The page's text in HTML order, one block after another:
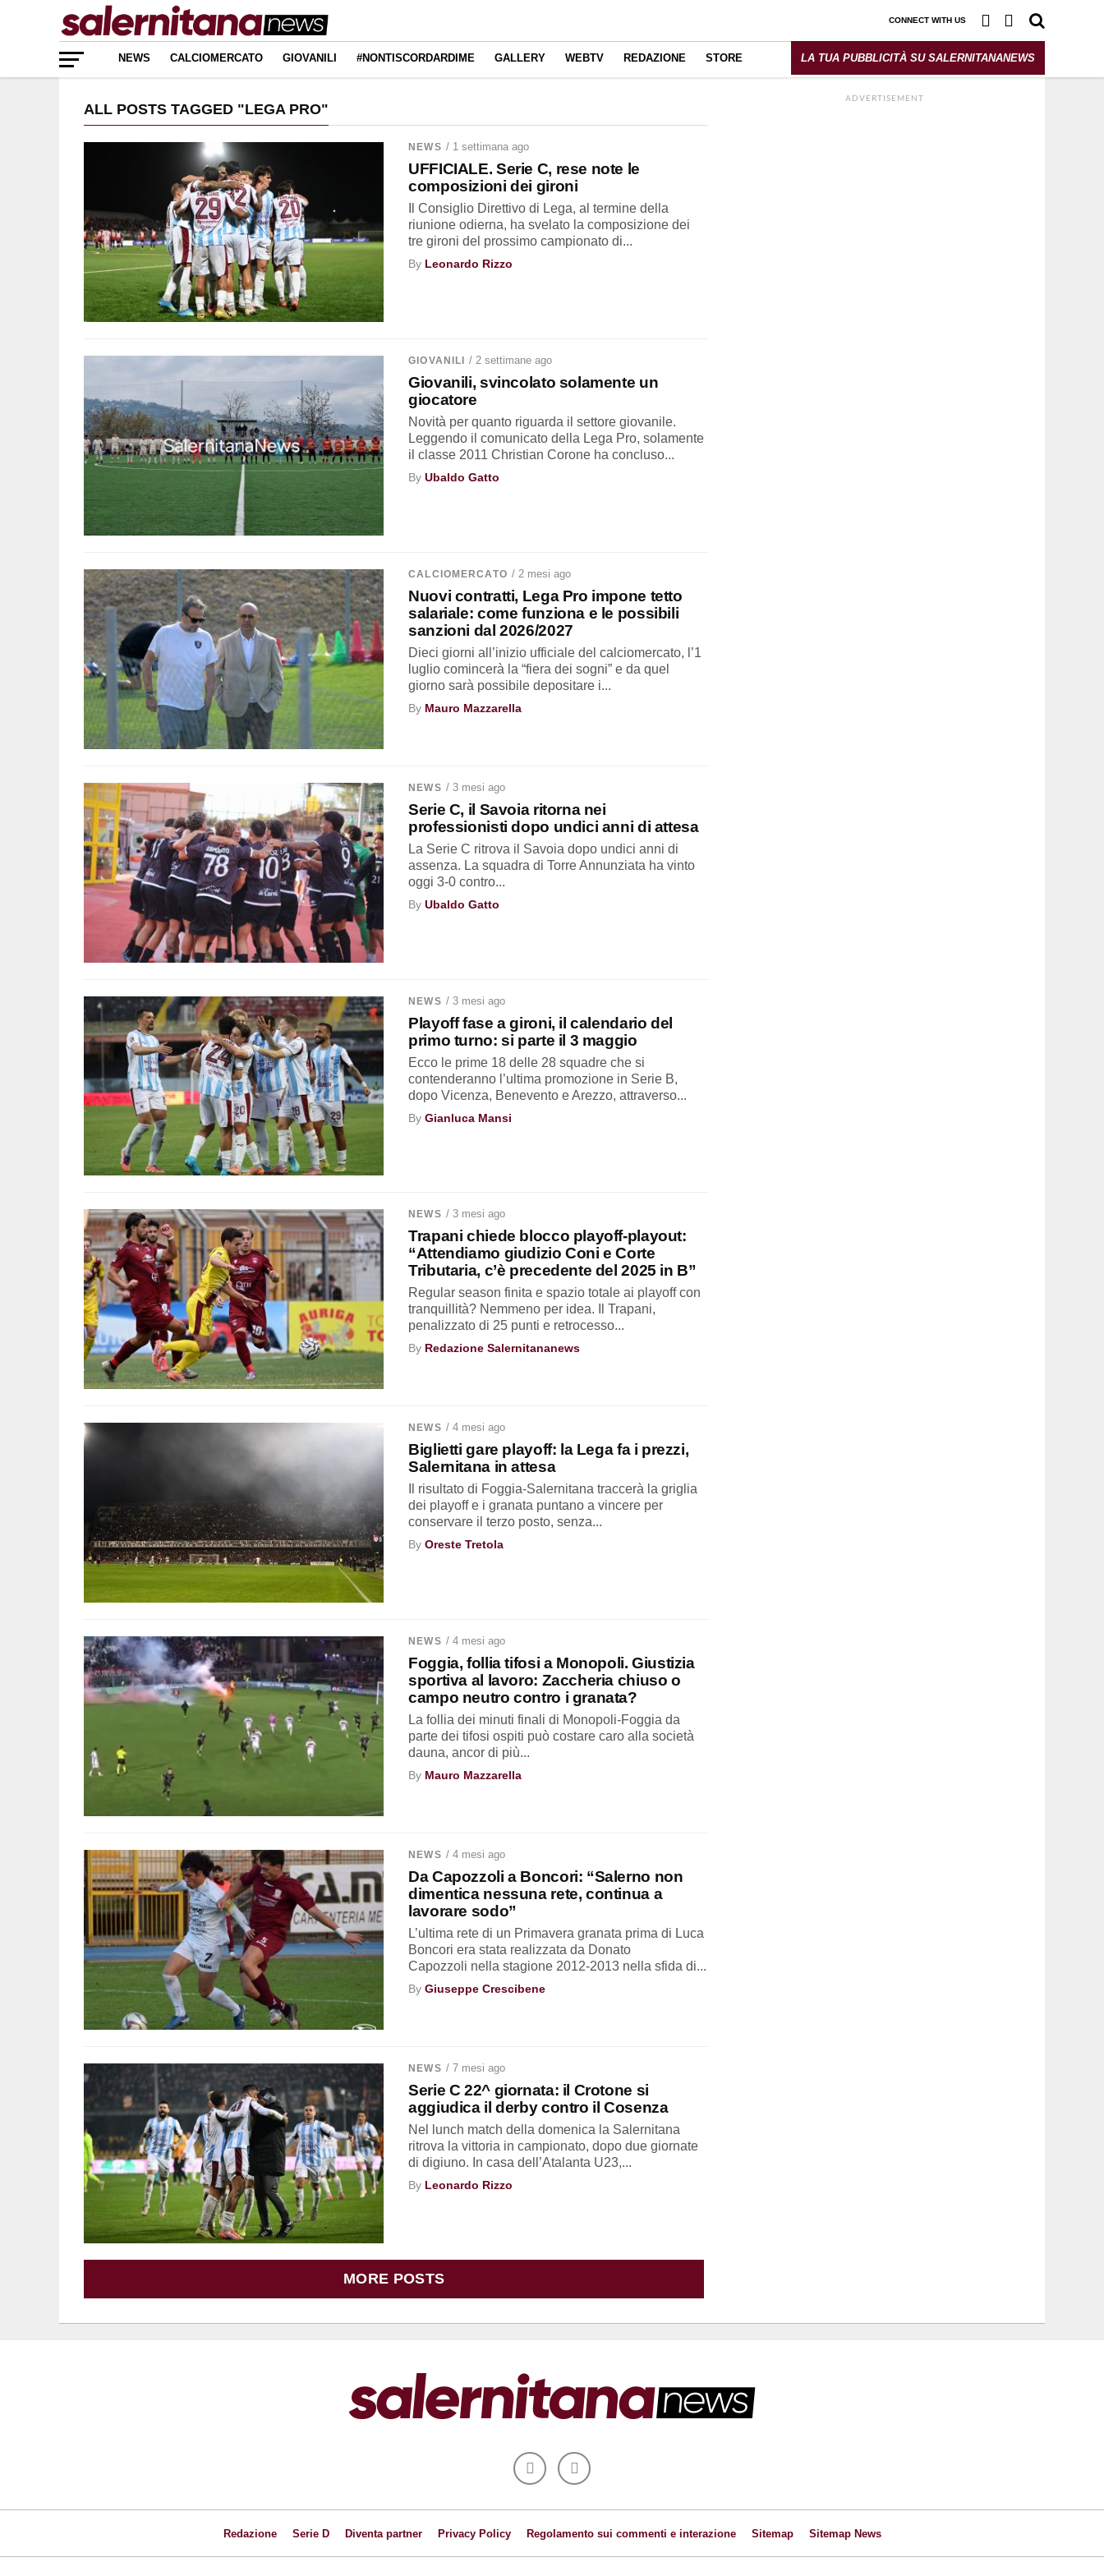
CONNECT WITH US
NEWS CALCIOMERCATO GIOVANILI #NONTISCORDARDIME GALLERY WEBTV REDAZIONE STORE LA TUA PUBBLICITÀ SU SALERNITANANEWS
ALL POSTS TAGGED "LEGA PRO"
NEWS / 1 settimana ago
UFFICIALE. Serie C, rese note le
composizioni dei gironi
Il Consiglio Direttivo di Lega, al termine della
riunione odierna, ha svelato la composizione dei
tre gironi del prossimo campionato di...
By Leonardo Rizzo
GIOVANILI / 2 settimane ago
Giovanili, svincolato solamente un
giocatore
Novità per quanto riguarda il settore giovanile.
Leggendo il comunicato della Lega Pro, solamente
il classe 2011 Christian Corone ha concluso...
ByUbaldo Gatto
CALCIOMERCATO / 2 mesi ago
Nuovi contratti, Lega Pro impone tetto
salariale: come funziona e le possibili
sanzioni dal 2026/2027
Dieci giorni all’inizio ufficiale del calciomercato, l’1
luglio comincerà la “fiera dei sogni” e da quel
giorno sarà possibile depositare i...
By Mauro Mazzarella
NEWS / 3 mesi ago
Serie C, il Savoia ritorna nei
professionisti dopo undici anni di attesa
La Serie C ritrova il Savoia dopo undici anni di
assenza. La squadra di Torre Annunziata ha vinto
oggi 3-0 contro...
ByUbaldo Gatto
NEWS / 3 mesi ago
Playoff fase a gironi, il calendario del
primo turno: si parte il 3 maggio
Ecco le prime 18 delle 28 squadre che si
contenderanno l’ultima promozione in Serie B,
dopo Vicenza, Benevento e Arezzo, attraverso...
ByGianluca Mansi
NEWS / 3 mesi ago
Trapani chiede blocco playoff-playout:
“Attendiamo giudizio Coni e Corte
Tributaria, c’è precedente del 2025 in B”
Regular season finita e spazio totale ai playoff con
tranquillità? Nemmeno per idea. Il Trapani,
penalizzato di 25 punti e retrocesso...
By Redazione Salernitananews
NEWS / 4 mesi ago
Biglietti gare playoff: la Lega fa i prezzi,
Salernitana in attesa
Il risultato di Foggia-Salernitana traccerà la griglia
dei playoff e i granata puntano a vincere per
conservare il terzo posto, senza...
ByOreste Tretola
NEWS / 4 mesi ago
Foggia, follia tifosi a Monopoli. Giustizia
sportiva al lavoro: Zaccheria chiuso o
campo neutro contro i granata?
La follia dei minuti finali di Monopoli-Foggia da
parte dei tifosi ospiti può costare caro alla società
dauna, ancor di più...
By Mauro Mazzarella
NEWS / 4 mesi ago
Da Capozzoli a Boncori: “Salerno non
dimentica nessuna rete, continua a
lavorare sodo”
L’ultima rete di un Primavera granata prima di Luca
Boncori era stata realizzata da Donato
Capozzoli nella stagione 2012-2013 nella sfida di...
ByGiuseppe Crescibene
NEWS / 7 mesi ago
Serie C 22^ giornata: il Crotone si
aggiudica il derby contro il Cosenza
Nel lunch match della domenica la Salernitana
ritrova la vittoria in campionato, dopo due giornate
di digiuno. In casa dell’Atalanta U23,...
By Leonardo Rizzo
MORE POSTS
ADVERTISEMENT
Redazione Serie D Diventa partner Privacy Policy Regolamento sui commenti e interazione Sitemap Sitemap News